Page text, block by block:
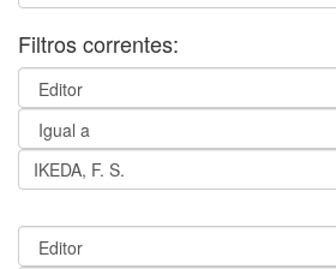
Filtros correntes: